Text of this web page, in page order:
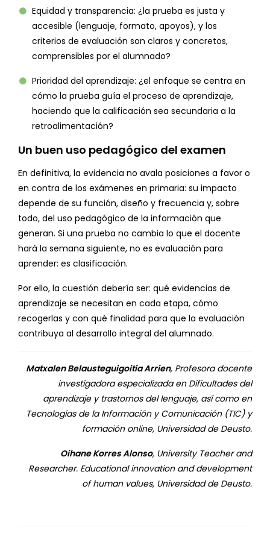
Equidad y transparencia: ¿la prueba es justa y
accesible (lenguaje, formato, apoyos), y los
criterios de evaluación son claros y concretos,
comprensibles por el alumnado?
Prioridad del aprendizaje: ¿el enfoque se centra en
cómo la prueba guía el proceso de aprendizaje,
haciendo que la calificación sea secundaria a la
retroalimentación?
Un buen uso pedagógico del examen
En definitiva, la evidencia no avala posiciones a favor o
en contra de los exámenes en primaria: su impacto
depende de su función, diseño y frecuencia y, sobre
todo, del uso pedagógico de la información que
generan. Si una prueba no cambia lo que el docente
hará la semana siguiente, no es evaluación para
aprender: es clasificación.
Por ello, la cuestión debería ser: qué evidencias de
aprendizaje se necesitan en cada etapa, cómo
recogerlas y con qué finalidad para que la evaluación
contribuya al desarrollo integral del alumnado.
Matxalen Belausteguigoitia Arrien, Profesora docente
investigadora especializada en Dificultades del
aprendizaje y trastornos del lenguaje, así como en
Tecnologías de la Información y Comunicación (TIC) y
formación online, Universidad de Deusto.
Oihane Korres Alonso, University Teacher and
Researcher. Educational innovation and development
of human values, Universidad de Deusto.